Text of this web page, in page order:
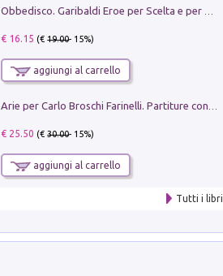
Obbedisco. Garibaldi Eroe per Scelta e per Destino
€ 16.15 (€19.00- 15%)
aggiungi al carrello
€ 25.50 (€30.00- 15%)
aggiungi al carrello
Tutti i libri